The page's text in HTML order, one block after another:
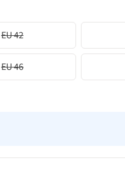
EU 42
EU 46